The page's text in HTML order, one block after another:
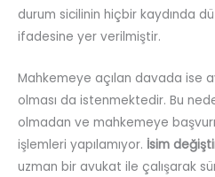
durum sicilinin hiçbir kaydında
ifadesine yer verilmiştir.
Mahkemeye açılan davada ise
olması da istenmektedir. Bu
olmadan ve mahkemeye
işlemleri yapılamıyor. İsim
uzman bir avukat ile çalışarak